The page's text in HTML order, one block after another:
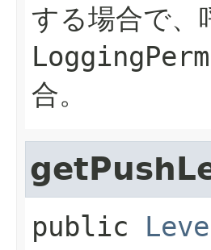
する場合で、
合。
public